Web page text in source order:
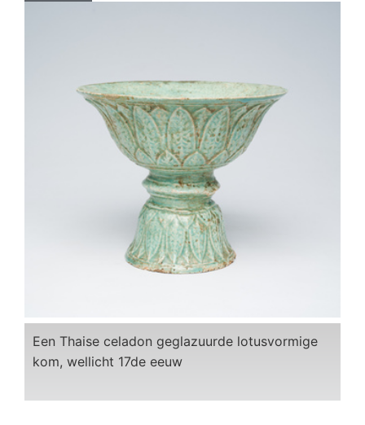
Een Thaise celadon geglazuurde lotusvormige
kom, wellicht 17de eeuw